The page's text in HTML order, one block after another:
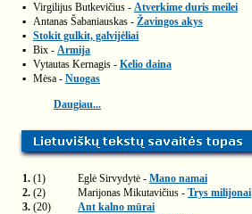
▪ Virgilijus Butkevičius - Atverkime duris meilei
▪ Antanas Šabaniauskas - Žavingos akys
▪ Stokit gulkit, galvijėliai
▪ Bix - Armija
▪ Vytautas Kernagis - Kelio daina
▪ Mėsa - Nuogas
Daugiau...
1. (1) Eglė Sirvydytė - Mano namai
2. (2) Marijonas Mikutavičius - Trys milijonai
3. (20)
Ant kalno mūrai